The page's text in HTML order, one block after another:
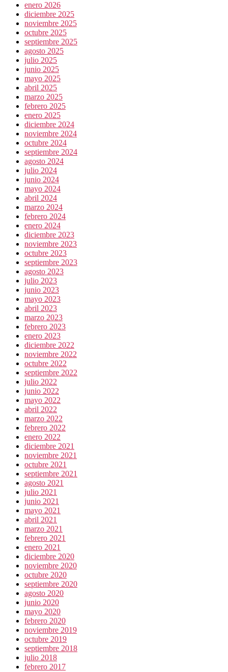
enero 2026
diciembre 2025
noviembre 2025
octubre 2025
septiembre 2025
agosto 2025
julio 2025
junio 2025
mayo 2025
abril 2025
marzo 2025
febrero 2025
enero 2025
diciembre 2024
noviembre 2024
octubre 2024
septiembre 2024
agosto 2024
julio 2024
junio 2024
mayo 2024
abril 2024
marzo 2024
febrero 2024
enero 2024
diciembre 2023
noviembre 2023
octubre 2023
septiembre 2023
agosto 2023
julio 2023
junio 2023
mayo 2023
abril 2023
marzo 2023
febrero 2023
enero 2023
diciembre 2022
noviembre 2022
octubre 2022
septiembre 2022
julio 2022
junio 2022
mayo 2022
abril 2022
marzo 2022
febrero 2022
enero 2022
diciembre 2021
noviembre 2021
octubre 2021
septiembre 2021
agosto 2021
julio 2021
junio 2021
mayo 2021
abril 2021
marzo 2021
febrero 2021
enero 2021
diciembre 2020
noviembre 2020
octubre 2020
septiembre 2020
agosto 2020
junio 2020
mayo 2020
febrero 2020
noviembre 2019
octubre 2019
septiembre 2018
julio 2018
febrero 2017